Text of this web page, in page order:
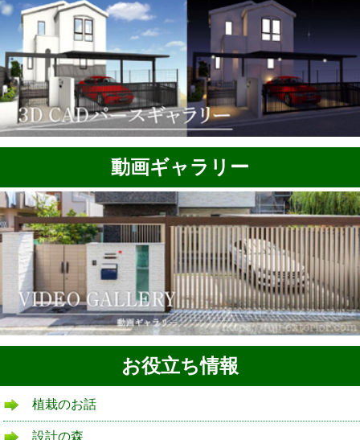
動画ギャラリー
お役立ち情報
植栽のお話
設計の森